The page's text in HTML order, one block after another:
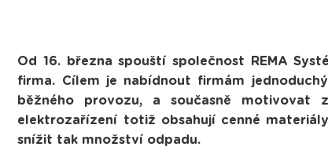
Od 16. března spouští společnost REMA
firma. Cílem je nabídnout firmám
běžného provozu, a současně motivovat
elektrozařízení totiž obsahují cenné
snížit tak množství odpadu.